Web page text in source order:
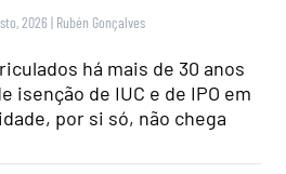
2026 | Rubén Gonçalves
há mais de 30 anos
isenção de IUC e de IPO em
por si só, não chega